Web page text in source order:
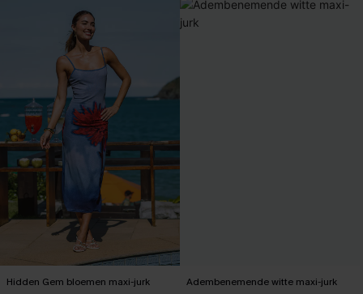
Hidden Gem bloemen maxi-jurk Adembenemende witte maxi-jurk